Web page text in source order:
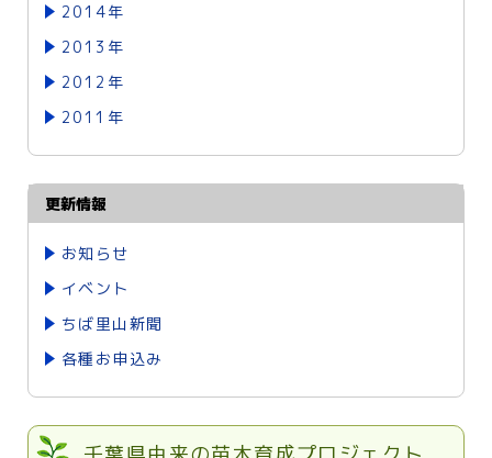
2014年
2013年
2012年
2011年
更新情報
お知らせ
イベント
ちば里山新聞
各種お申込み